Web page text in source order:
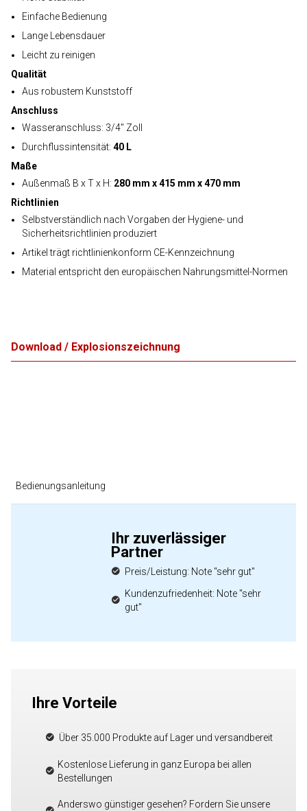
Einfache Bedienung
Lange Lebensdauer
Leicht zu reinigen
Qualität
Aus robustem Kunststoff
Anschluss
Wasseranschluss: 3/4" Zoll
Durchflussintensität: 40 L
Maße
Außenmaß B x T x H: 280 mm x 415 mm x 470 mm
Richtlinien
Selbstverständlich nach Vorgaben der Hygiene- und
Sicherheitsrichtlinien produziert
Artikel trägt richtlinienkonform CE-Kennzeichnung
Material entspricht den europäischen Nahrungsmittel-Normen
Download / Explosionszeichnung
Bedienungsanleitung
Ihr zuverlässiger
Partner
Preis/Leistung: Note "sehr gut"
Kundenzufriedenheit: Note "sehr
gut"
Ihre Vorteile
Über 35.000 Produkte auf Lager und versandbereit
Kostenlose Lieferung in ganz Europa bei allen
Bestellungen
Anderswo günstiger gesehen? Fordern Sie unsere